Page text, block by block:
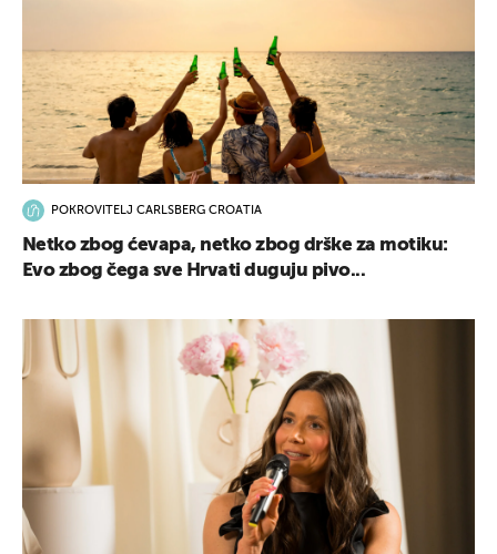
POKROVITELJ CARLSBERG CROATIA
Netko zbog ćevapa, netko zbog drške za motiku:
Evo zbog čega sve Hrvati duguju pivo...